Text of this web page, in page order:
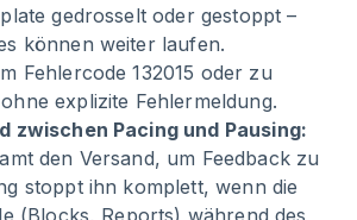
gedrosselt oder gestoppt –
können weiter laufen.
Fehlercode 132015 oder zu
explizite Fehlermeldung.
zwischen Pacing und Pausing:
den Versand, um Feedback zu
stoppt ihn komplett, wenn die
(Blocks, Reports) während des